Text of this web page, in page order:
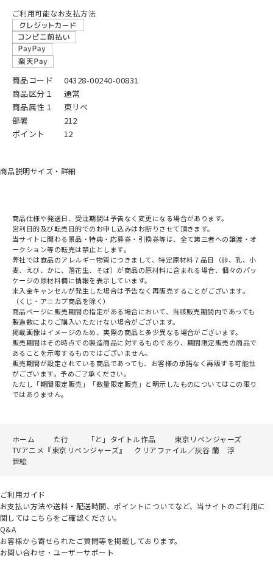
ご利用可能なお支払方法
商品コード
04328-00240-00831
商品区分１
通常
商品属性１
東リベ
部署
212
ポイント
12
商品説明サイズ・詳細
商品仕様や発送日、受注期間は予告なく変更になる場合があります。
営利目的及び転売目的でのお申し込みはお断りさせて頂きます。
当サイトに関わる景品・特典・応募券・引換券等は、全て第三者への譲渡・オ
ークション等の転売は禁止とします。
弊社では食品のアレルギー物質につきまして、特定原材料７品目（卵、乳、小
麦、えび、かに、落花生、そば）が商品の原材料に含まれる場合、個々のパッ
ケージの原材料欄に情報を表示しています。
未入金キャンセルが発生した場合は予告なく再販売することがございます。
（くじ・アニカプ商品を除く）
商品ページに販売期間の指定がある場合において、当該販売期間内であっても
製造数によりご購入いただけない場合がございます。
掲載画像はイメージのため、実際の商品と多少異なる場合がございます。
販売期間はその時点での製造商品に対するものであり、期間限定販売の商品で
あることを示唆するものではございません。
販売期間が設定されている商品であっても、お客様の承諾なく再販する可能性
がございます。予めご了承ください。
ただし「期間限定販売」「数量限定販売」と明示したものについてはこの限り
ではありません。
ホーム た行 「と」タイトル作品
東京リベンジャーズ
TVアニメ『東京リベンジャーズ』 クリアファイル／灰谷 蘭 浮
世絵
ご利用ガイド
お支払い方法や送料・配送時間、ポイントについてなど、当サイトのご利用に
関してはこちらをご確認ください。
Q&A
お客様から寄せられたご質問等を掲載しております。
お問い合わせ・ユーザーサポート